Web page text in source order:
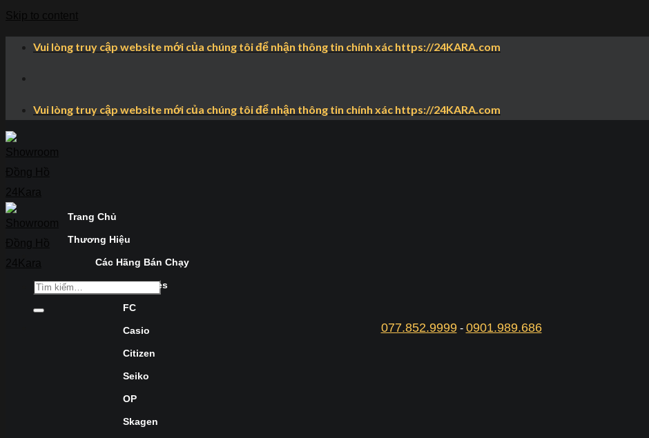
Vui lòng truy cập website mới của chúng tôi để nhận thông tin chính xác https://24KARA.com
Vui lòng truy cập website mới của chúng tôi để nhận thông tin chính xác https://24KARA.com
077.852.9999- 0901.989.686
Trang Chủ
Thương Hiệu
Các Hãng Bán Chạy
Longines
FC
Casio
Citizen
Seiko
OP
Skagen